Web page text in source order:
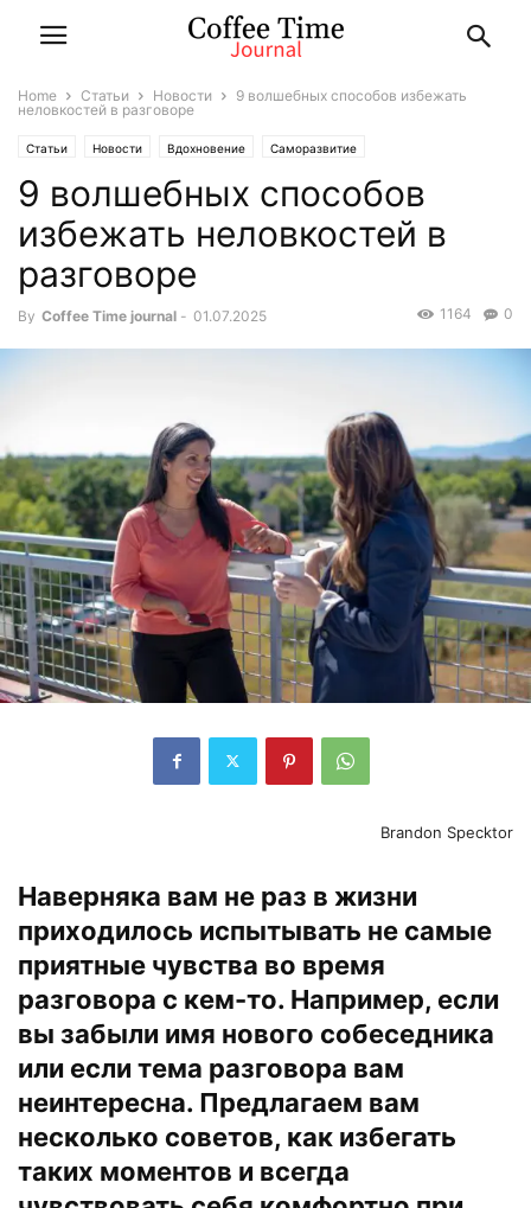
Home Статьи Новости
9 волшебных способов избежать
неловкостей в разговоре
Статьи Новости Вдохновение Саморазвитие
9 волшебных способов
избежать неловкостей в
разговоре
By Coffee Time journal - 01.07.2025 0
1164
Brandon Specktor
Наверняка вам не раз в жизни
приходилось испытывать не самые
приятные чувства во время
разговора с кем-то. Например, если
вы забыли имя нового собеседника
или если тема разговора вам
неинтересна. Предлагаем вам
несколько советов, как избегать
таких моментов и всегда